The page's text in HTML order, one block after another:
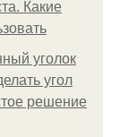
Какие
уголок
угол
решение